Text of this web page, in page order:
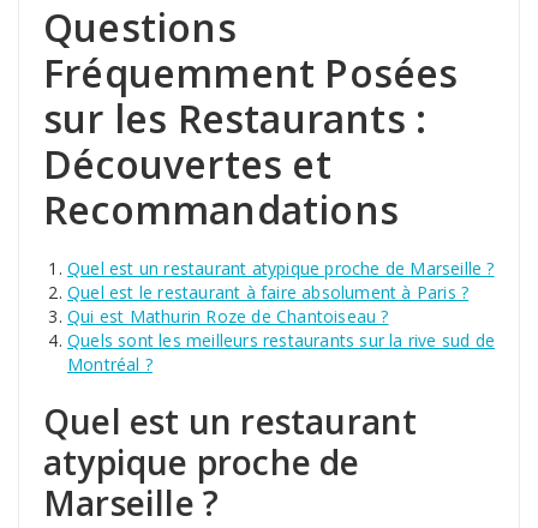
Questions
Fréquemment Posées
sur les Restaurants :
Découvertes et
Recommandations
Quel est un restaurant atypique proche de Marseille ?
Quel est le restaurant à faire absolument à Paris ?
Qui est Mathurin Roze de Chantoiseau ?
Quels sont les meilleurs restaurants sur la rive sud de
Montréal ?
Quel est un restaurant
atypique proche de
Marseille ?